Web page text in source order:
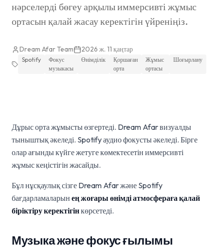
нәрселерді бөгеу арқылы иммерсивті жұмыс
ортасын қалай жасау керектігін үйреніңіз.
Dream Afar Team 2026 ж. 11 қаңтар
Spotify
Фокус
музыкасы
Өнімділік
Қоршаған
орта
Жұмыс
ортасы
Шоғырлану
Дұрыс орта жұмысты өзгертеді. Dream Afar визуалды
тыныштық әкеледі. Spotify аудио фокусты әкеледі. Бірге
олар ағынды күйге жетуге көмектесетін иммерсивті
жұмыс кеңістігін жасайды.
Бұл нұсқаулық сізге Dream Afar және Spotify
бағдарламаларын ең жоғары өнімді атмосфераға қалай
біріктіру керектігінкөрсетеді.
Музыка және фокус ғылымы